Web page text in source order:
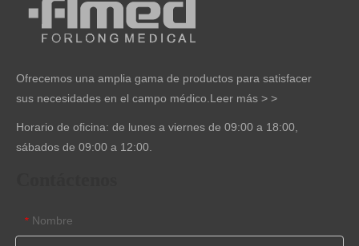
Ofrecemos una amplia gama de productos para satisfacer
sus necesidades en el campo médico. Leer más > >
Horario de oficina: de lunes a viernes de 09:00 a 18:00,
sábados de 09:00 a 12:00.
* Nombre